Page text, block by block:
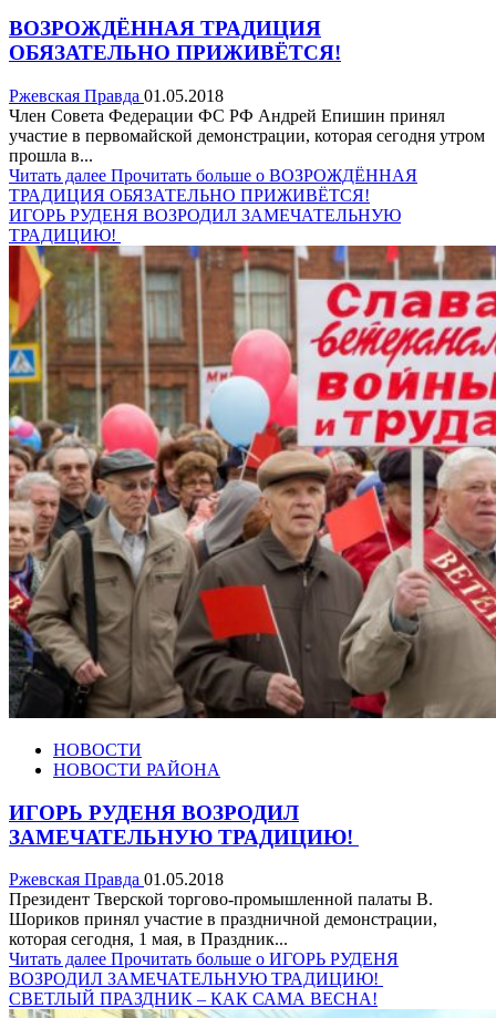
ВОЗРОЖДЁННАЯ ТРАДИЦИЯ
ОБЯЗАТЕЛЬНО ПРИЖИВЁТСЯ!
Ржевская Правда 01.05.2018
Член Совета Федерации ФС РФ Андрей Епишин принял
участие в первомайской демонстрации, которая сегодня утром
прошла в...
Читать далее Прочитать больше о ВОЗРОЖДЁННАЯ
ТРАДИЦИЯ ОБЯЗАТЕЛЬНО ПРИЖИВЁТСЯ!
ИГОРЬ РУДЕНЯ ВОЗРОДИЛ ЗАМЕЧАТЕЛЬНУЮ
ТРАДИЦИЮ!
НОВОСТИ
НОВОСТИ РАЙОНА
ИГОРЬ РУДЕНЯ ВОЗРОДИЛ
ЗАМЕЧАТЕЛЬНУЮ ТРАДИЦИЮ!
Ржевская Правда 01.05.2018
Президент Тверской торгово-промышленной палаты В.
Шориков принял участие в праздничной демонстрации,
которая сегодня, 1 мая, в Праздник...
Читать далее Прочитать больше о ИГОРЬ РУДЕНЯ
ВОЗРОДИЛ ЗАМЕЧАТЕЛЬНУЮ ТРАДИЦИЮ!
СВЕТЛЫЙ ПРАЗДНИК – КАК САМА ВЕСНА!